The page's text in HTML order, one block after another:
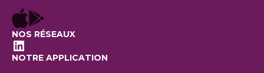
NOS RÉSEAUX
LinkedIn
NOTRE APPLICATION